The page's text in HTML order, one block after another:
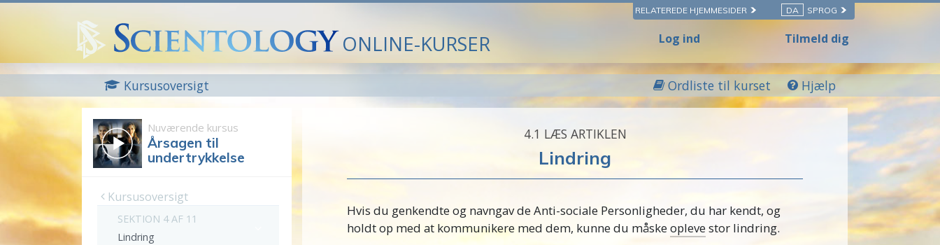
RELATEREDE HJEMMESIDER DA SPROG
ONLINE-KURSER Log ind Tilmeld dig
Kursusoversigt Ordliste til kurset Hjælp
Nuværende kursus
Årsagen til
undertrykkelse
Kursusoversigt
SEKTION 4 AF 11
Lindring
4.‎1 LÆS ARTIKLEN
Lindring
Hvis du genkendte og navngav deAnti-sociale Personligheder, du har kendt, og
holdt op med at kommunikere med dem, kunne du måskeoplevestor lindring.